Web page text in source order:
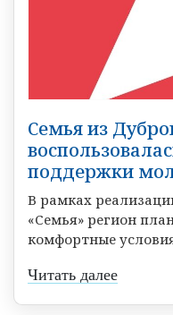
Семья из
поддержки
В рамках
«Семья» регион
комфортные
Читать далее